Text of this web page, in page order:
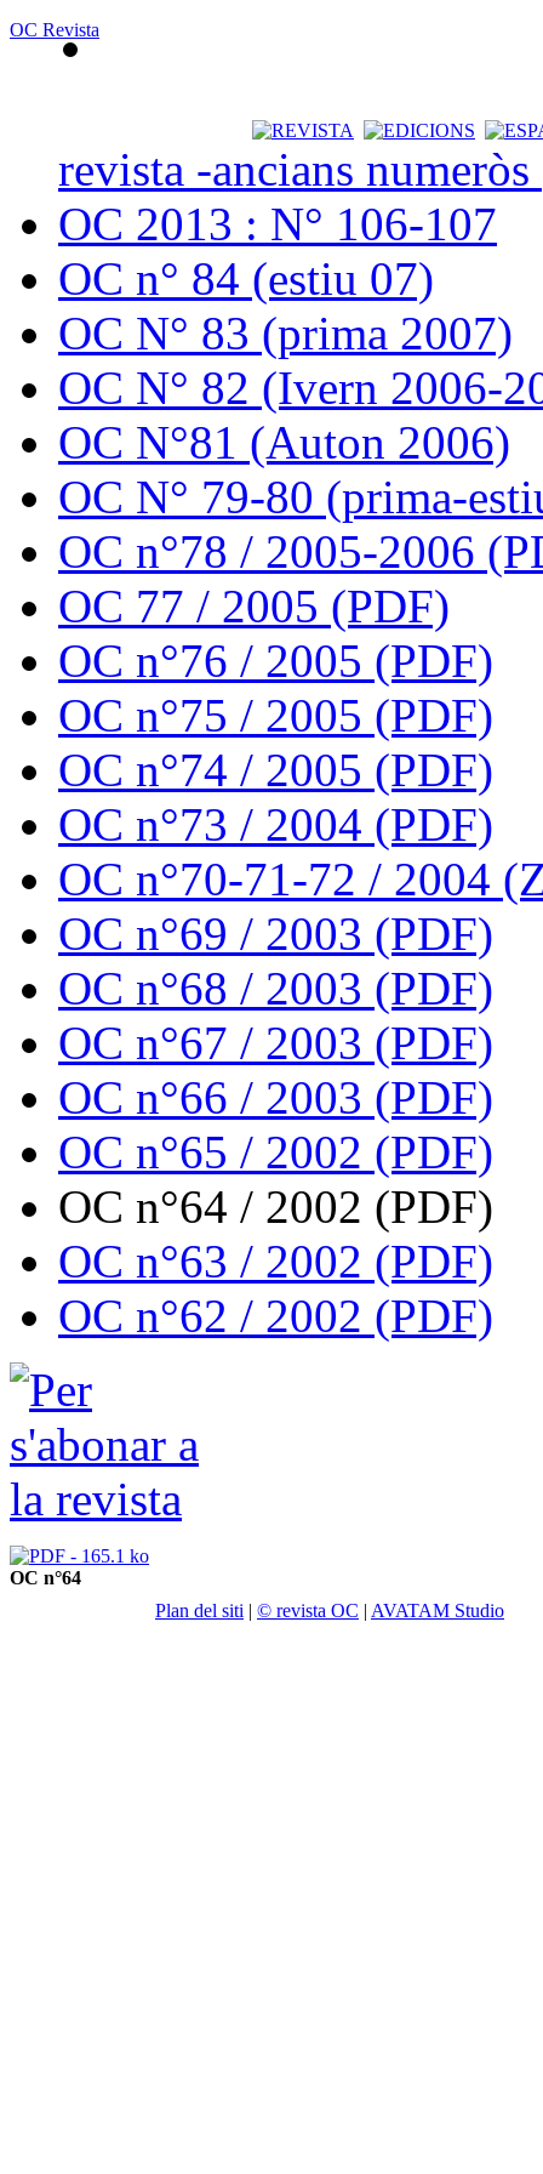
OC Revista
revista -ancians
OC 2013 : N° 106-107
OC n° 84 (estiu 07)
OC N° 83 (prima 2007)
OC N° 82 (Ivern 2006-
OC N°81 (Auton 2006)
OC N° 79-80 (prima-
OC n°78 / 2005-2006
OC 77 / 2005 (PDF)
OC n°76 / 2005 (PDF)
OC n°75 / 2005 (PDF)
OC n°74 / 2005 (PDF)
OC n°73 / 2004 (PDF)
OC n°70-71-72 / 2004
OC n°69 / 2003 (PDF)
OC n°68 / 2003 (PDF)
OC n°67 / 2003 (PDF)
OC n°66 / 2003 (PDF)
OC n°65 / 2002 (PDF)
OC n°64 / 2002 (PDF)
OC n°63 / 2002 (PDF)
OC n°62 / 2002 (PDF)
OC n°64
Plan del siti | © revista OC | AVATAM Studio